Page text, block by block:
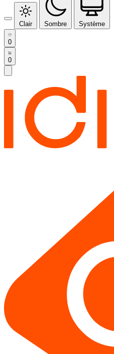
Clair Sombre Système
0
0